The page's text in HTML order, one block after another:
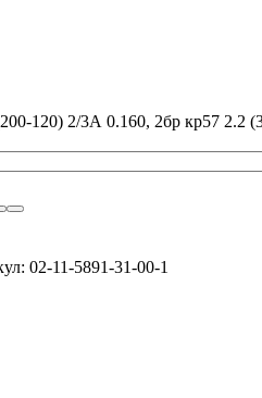
120) 2/3А 0.160, 2бр кр57 2.2
02-11-5891-31-00-1